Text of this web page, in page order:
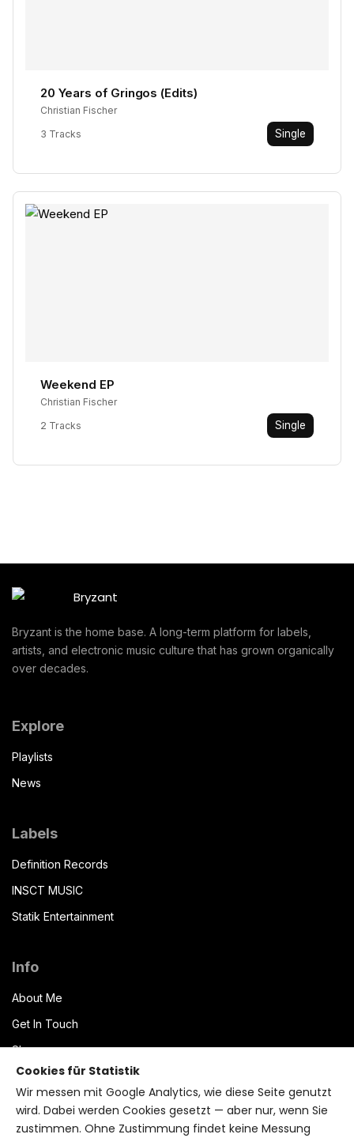
20 Years of Gringos (Edits)
Christian Fischer
3 Tracks
Single
Weekend EP
Christian Fischer
2 Tracks
Single
Bryzant is the home base. A long-term platform for labels,
artists, and electronic music culture that has grown organically
over decades.
Explore
Playlists
News
Labels
Definition Records
INSCT MUSIC
Statik Entertainment
Info
About Me
Get In Touch
Shop
Datenschutzerklärung
Terms of Service
Cookies für Statistik
Wir messen mit Google Analytics, wie diese Seite genutzt
wird. Dabei werden Cookies gesetzt — aber nur, wenn Sie
zustimmen. Ohne Zustimmung findet keine Messung